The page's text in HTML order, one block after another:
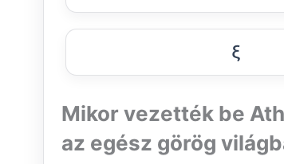
ξ
Mikor vezették be
az egész görög